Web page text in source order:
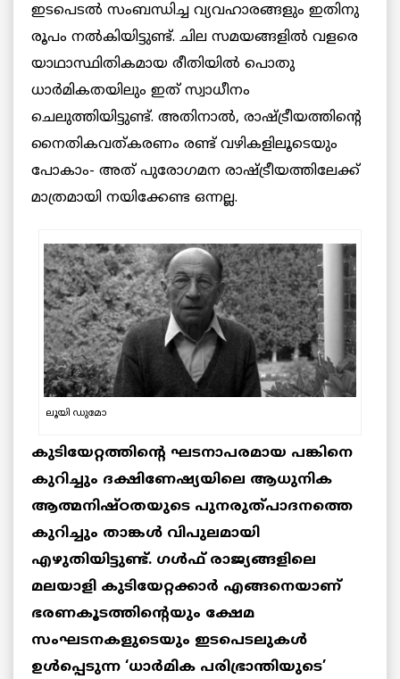
ഇടപെടൽ സംബന്ധിച്ച വ്യവഹാരങ്ങളും ഇതിനു
രൂപം നൽകിയിട്ടുണ്ട്. ചില സമയങ്ങളിൽ വളരെ
യാഥാസ്ഥിതികമായ രീതിയിൽ പൊതു
ധാർമികതയിലും ഇത് സ്വാധീനം
ചെലുത്തിയിട്ടുണ്ട്. അതിനാൽ, രാഷ്ട്രീയത്തിന്റെ
നൈതികവത്കരണം രണ്ട് വഴികളിലൂടെയും
പോകാം- അത് പുരോഗമന രാഷ്ട്രീയത്തിലേക്ക്
മാത്രമായി നയിക്കേണ്ട ഒന്നല്ല.
ലൂയി ഡുമോ
കുടിയേറ്റത്തിന്റെ ഘടനാപരമായ പങ്കിനെ
കുറിച്ചും ദക്ഷിണേഷ്യയിലെ ആധുനിക
ആത്മനിഷ്ഠതയുടെ പുനരുത്പാദനത്തെ
കുറിച്ചും താങ്കൾ വിപുലമായി
എഴുതിയിട്ടുണ്ട്. ഗൾഫ് രാജ്യങ്ങളിലെ
മലയാളി കുടിയേറ്റക്കാർ എങ്ങനെയാണ്
ഭരണകൂടത്തിന്റെയും ക്ഷേമ
സംഘടനകളുടെയും ഇടപെടലുകൾ
ഉൾപ്പെടുന്ന ‘ധാർമിക പരിഭ്രാന്തിയുടെ’